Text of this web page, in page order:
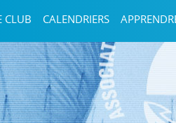
CLUB CALENDRIERS